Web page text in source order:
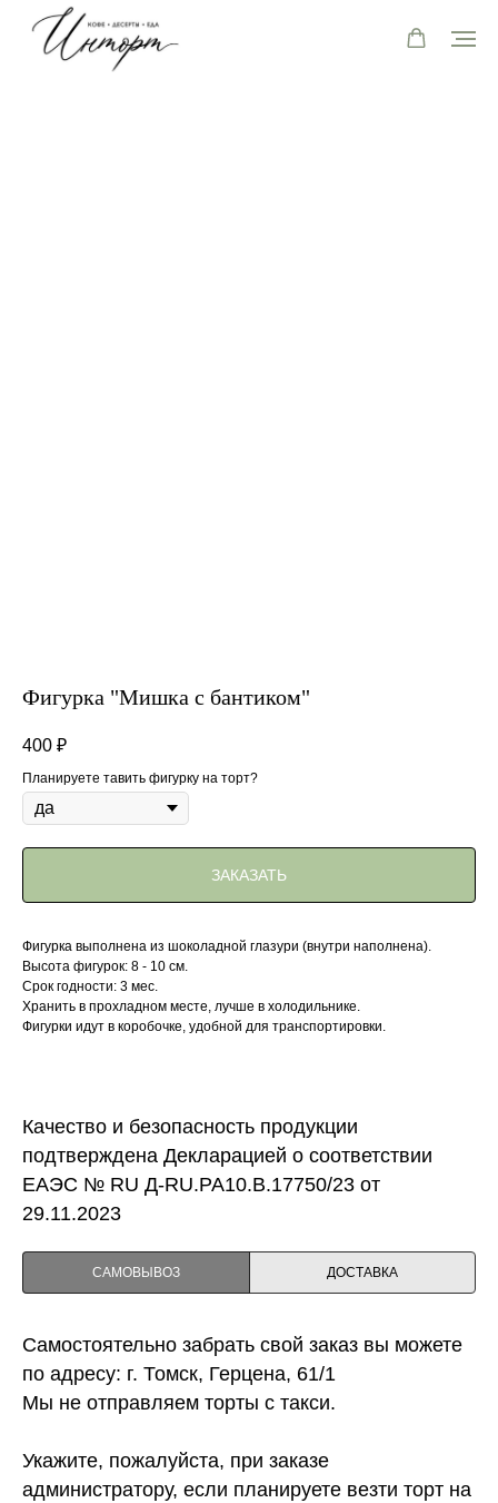
Фигурка "Мишка с бантиком"
400 ₽
Планируете тавить фигурку на торт?
ЗАКАЗАТЬ
Фигурка выполнена из шоколадной глазури (внутри наполнена).
Высота фигурок: 8 - 10 см.
Срок годности: 3 мес.
Хранить в прохладном месте, лучше в холодильнике.
Фигурки идут в коробочке, удобной для транспортировки.
Качество и безопасность продукции
подтверждена Декларацией о соответствии
ЕАЭС № RU Д-RU.PA10.B.17750/23 от
29.11.2023
САМОВЫВОЗ ДОСТАВКА
Самостоятельно забрать свой заказ вы можете
по адресу: г. Томск, Герцена, 61/1
Мы не отправляем торты с такси.
Укажите, пожалуйста, при заказе
администратору, если планируете везти торт на